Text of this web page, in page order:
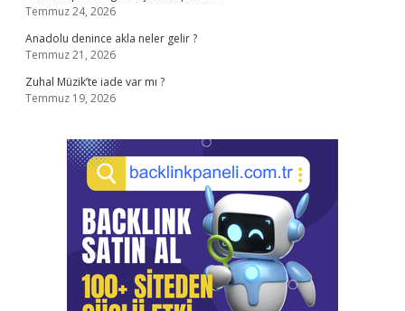
Temmuz 24, 2026
Anadolu denince akla neler gelir ?
Temmuz 21, 2026
Zuhal Müzik’te iade var mı ?
Temmuz 19, 2026